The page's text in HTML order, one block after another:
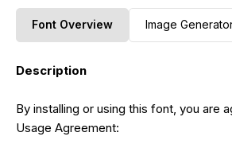
Font Overview Image
Description
By installing or using this font, you are
Usage Agreement: